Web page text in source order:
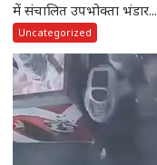
में संचालित उपभोक्ता भंडार...
Uncategorized